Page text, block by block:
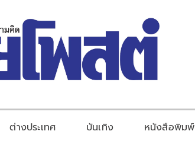
ต่างประเทศ บันเทิง หนังสือพิมพ์